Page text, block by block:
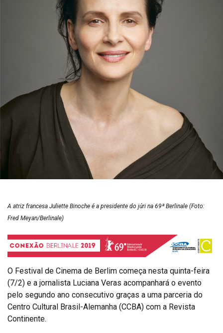
A atriz francesa Juliette Binoche é a presidente do júri na 69ª Berlinale (Foto:
Fred Meyan/Berlinale)
O Festival de Cinema de Berlim começa nesta quinta-feira
(7/2) e a jornalista Luciana Veras acompanhará o evento
pelo segundo ano consecutivo graças a uma parceria do
Centro Cultural Brasil-Alemanha (CCBA) com a Revista
Continente.